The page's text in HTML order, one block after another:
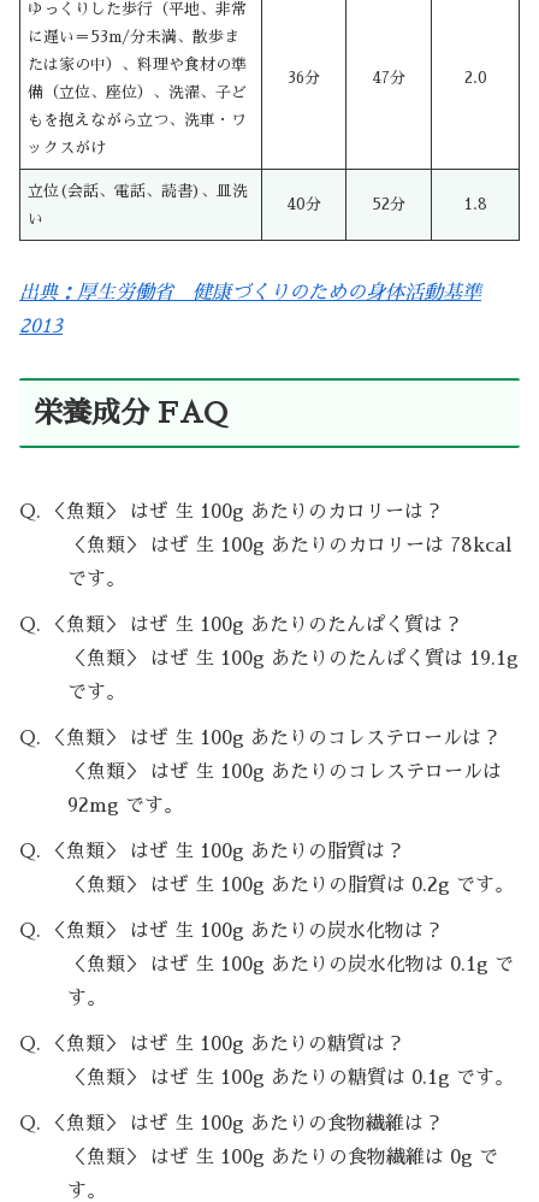
ゆっくりした歩行（平地、非常
に遅い＝53m/分未満、散歩ま
たは家の中）、料理や食材の準
備（立位、座位）、洗濯、子ど
もを抱えながら立つ、洗車・ワ
ックスがけ
36分 47分 2.0
立位(会話、電話、読書)、皿洗
い
40分 52分 1.8
出典：厚生労働省 健康づくりのための身体活動基準
2013
栄養成分 FAQ
Q. ＜魚類＞ はぜ 生 100g あたりのカロリーは？
＜魚類＞ はぜ 生 100g あたりのカロリーは 78kcal
です。
Q. ＜魚類＞ はぜ 生 100g あたりのたんぱく質は？
＜魚類＞ はぜ 生 100g あたりのたんぱく質は 19.1g
です。
Q. ＜魚類＞ はぜ 生 100g あたりのコレステロールは？
＜魚類＞ はぜ 生 100g あたりのコレステロールは
92mg です。
Q. ＜魚類＞ はぜ 生 100g あたりの脂質は？
＜魚類＞ はぜ 生 100g あたりの脂質は 0.2g です。
Q. ＜魚類＞ はぜ 生 100g あたりの炭水化物は？
＜魚類＞ はぜ 生 100g あたりの炭水化物は 0.1g で
す。
Q. ＜魚類＞ はぜ 生 100g あたりの糖質は？
＜魚類＞ はぜ 生 100g あたりの糖質は 0.1g です。
Q. ＜魚類＞ はぜ 生 100g あたりの食物繊維は？
＜魚類＞ はぜ 生 100g あたりの食物繊維は 0g で
す。